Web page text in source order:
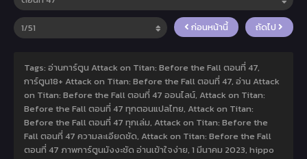
ก่อนหน้านี้ ถัดไป
Tags: อ่านการ์ตูน Attack on Titan: Before the Fall ตอนที่ 47,
การ์ตูน18+ Attack on Titan: Before the Fall ตอนที่ 47, อ่าน Attack
on Titan: Before the Fall ตอนที่ 47 ออนไลน์, Attack on Titan:
Before the Fall ตอนที่ 47 ทุกตอนแปลไทย, Attack on Titan:
Before the Fall ตอนที่ 47 ทุกเล่ม, Attack on Titan: Before the
Fall ตอนที่ 47 ความละเอียดชัด, Attack on Titan: Before the Fall
ตอนที่ 47 ภาพการ์ตูนมังงะชัด อ่านเข้าใจง่าย, 1 มีนาคม 2023, hippo